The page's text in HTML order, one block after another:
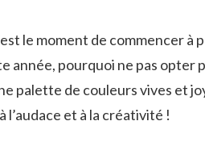
le moment de commencer à
année, pourquoi ne pas opter
palette de couleurs vives et
et à la créativité !